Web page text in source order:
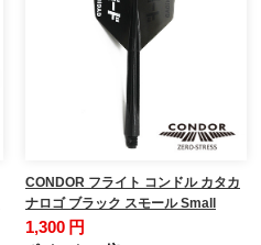
CONDOR フライト コンドル カタカ
ナロゴ ブラック スモール Small
1,300 円